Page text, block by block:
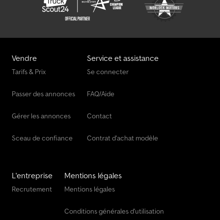
Vendre
Tarifs & Prix
Passer des annonces
Gérer les annonces
Sceau de confiance
Service et assistance
Se connecter
FAQ/Aide
Contact
Contrat d'achat modèle
L'entreprise
Recrutement
Mentions légales
Mentions légales
Conditions générales d'utilisation